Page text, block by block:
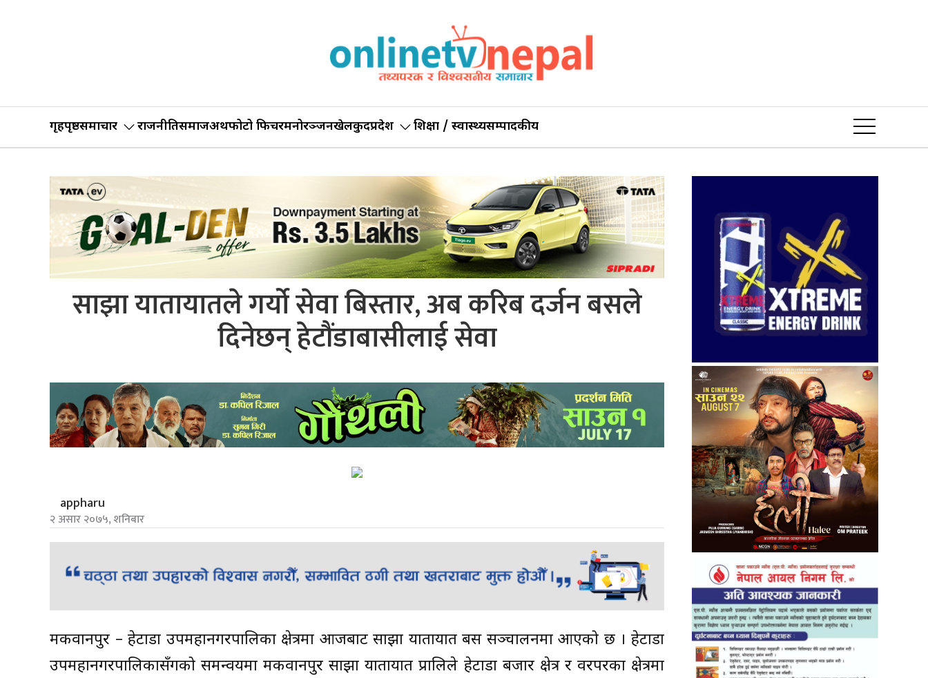
गृहपृष्ठसमाचार राजनीतिसमाजअर्थफोटो फिचरमनोरञ्जनखेलकुदप्रदेश शिक्षा / स्वास्थ्यसम्पादकीय
साझा यातायातले गर्यो सेवा बिस्तार, अब करिब दर्जन बसले
दिनेछन् हेटौंडाबासीलाई सेवा
appharu
२ असार २०७५, शनिबार
मकवानपुर – हेटौंडा उपमहानगरपालिका क्षेत्रमा आजबाट साझा यातायात बस सञ्चालनमा आएको छ । हेटौंडा
उपमहानगरपालिकासँगको समन्वयमा मकवानपुर साझा यातायात प्रालिले हेटौंडा बजार क्षेत्र र वरपरका क्षेत्रमा